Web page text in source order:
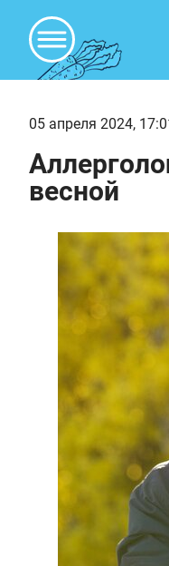
05 апреля 2024,
весной